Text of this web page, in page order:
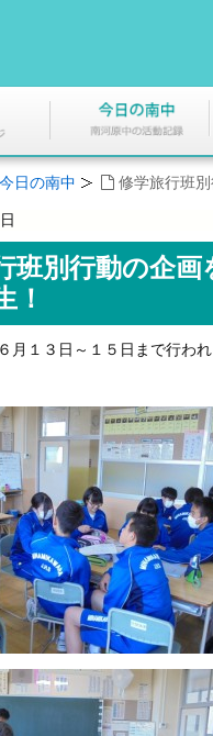
今日の南中 修学旅行班
班別行動の企
！
月１３日～１５日まで行わ